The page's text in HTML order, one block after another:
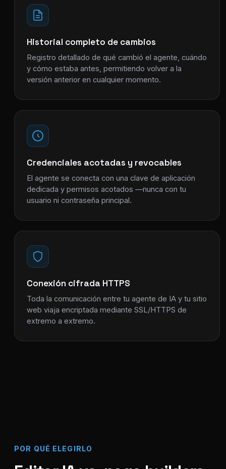
Historial completo de cambios
Registro detallado de qué cambió el agente, cuándo
y cómo estaba antes, permitiendo volver a la
versión anterior en cualquier momento.
Credenciales acotadas y revocables
El agente se conecta con una clave de aplicación
dedicada y permisos acotados —nunca con tu
usuario ni contraseña principal.
Conexión cifrada HTTPS
Toda la comunicación entre tu agente de IA y tu sitio
web viaja encriptada mediante SSL/HTTPS de
extremo a extremo.
POR QUÉ ELEGIRLO